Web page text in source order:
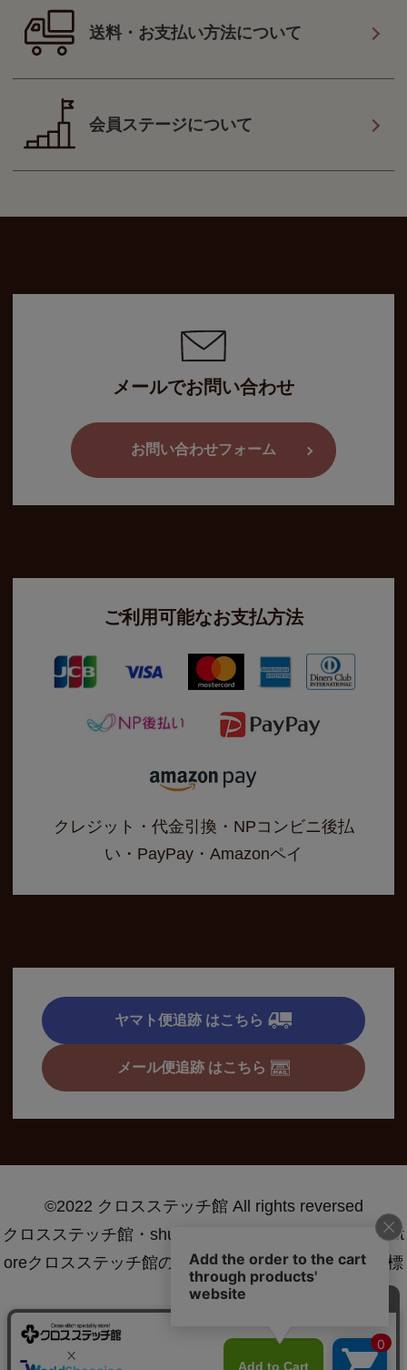
送料・お支払い方法について
会員ステージについて
メールでお問い合わせ
お問い合わせフォーム
ご利用可能なお支払方法
クレジット・代金引換・NPコンビニ後払
い・PayPay・Amazonペイ
ヤマト便追跡 はこちら
メール便追跡 はこちら
©2022 クロスステッチ館 All rights reversed
クロスステッチ館・shugei.net・crossstitch specialty st
oreクロスステッチ館の名称は特許庁に登録された商標
です®